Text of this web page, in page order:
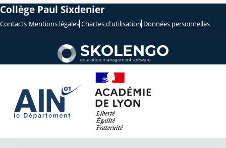
Collège Paul Sixdenier
Contacts Mentions légales Chartes d'utilisation Données personnelles